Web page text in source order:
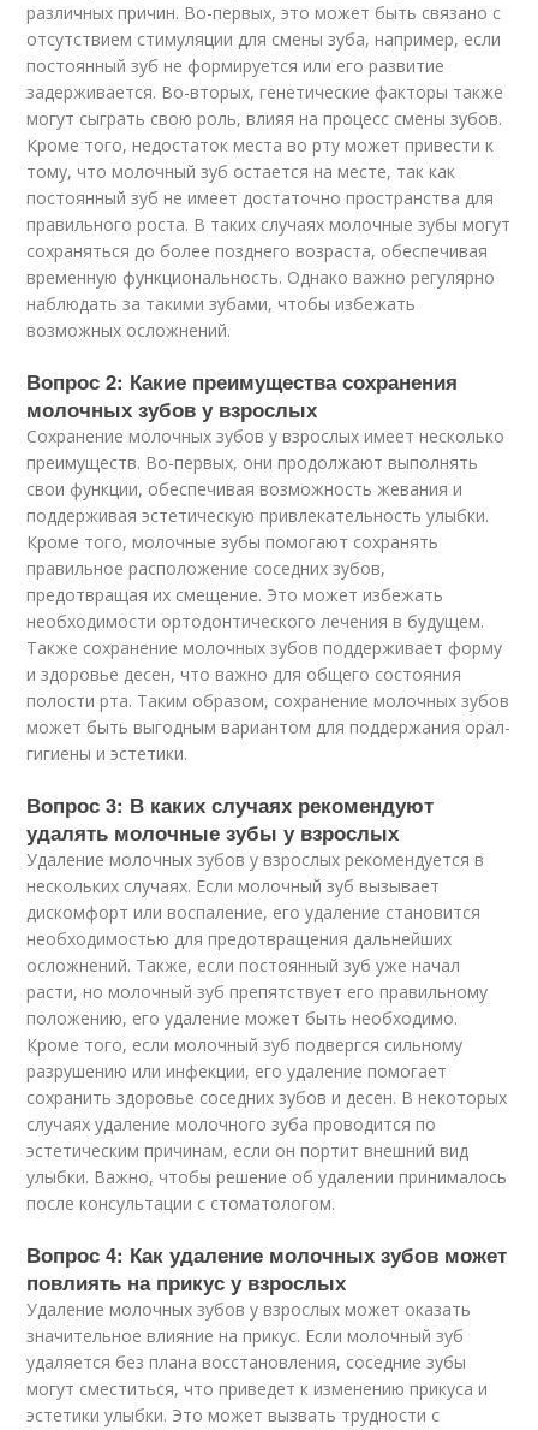
различных причин. Во-первых, это может быть связано с
отсутствием стимуляции для смены зуба, например, если
постоянный зуб не формируется или его развитие
задерживается. Во-вторых, генетические факторы также
могут сыграть свою роль, влияя на процесс смены зубов.
Кроме того, недостаток места во рту может привести к
тому, что молочный зуб остается на месте, так как
постоянный зуб не имеет достаточно пространства для
правильного роста. В таких случаях молочные зубы могут
сохраняться до более позднего возраста, обеспечивая
временную функциональность. Однако важно регулярно
наблюдать за такими зубами, чтобы избежать
возможных осложнений.
Вопрос 2: Какие преимущества сохранения
молочных зубов у взрослых
Сохранение молочных зубов у взрослых имеет несколько
преимуществ. Во-первых, они продолжают выполнять
свои функции, обеспечивая возможность жевания и
поддерживая эстетическую привлекательность улыбки.
Кроме того, молочные зубы помогают сохранять
правильное расположение соседних зубов,
предотвращая их смещение. Это может избежать
необходимости ортодонтического лечения в будущем.
Также сохранение молочных зубов поддерживает форму
и здоровье десен, что важно для общего состояния
полости рта. Таким образом, сохранение молочных зубов
может быть выгодным вариантом для поддержания орал-
гигиены и эстетики.
Вопрос 3: В каких случаях рекомендуют
удалять молочные зубы у взрослых
Удаление молочных зубов у взрослых рекомендуется в
нескольких случаях. Если молочный зуб вызывает
дискомфорт или воспаление, его удаление становится
необходимостью для предотвращения дальнейших
осложнений. Также, если постоянный зуб уже начал
расти, но молочный зуб препятствует его правильному
положению, его удаление может быть необходимо.
Кроме того, если молочный зуб подвергся сильному
разрушению или инфекции, его удаление помогает
сохранить здоровье соседних зубов и десен. В некоторых
случаях удаление молочного зуба проводится по
эстетическим причинам, если он портит внешний вид
улыбки. Важно, чтобы решение об удалении принималось
после консультации с стоматологом.
Вопрос 4: Как удаление молочных зубов может
повлиять на прикус у взрослых
Удаление молочных зубов у взрослых может оказать
значительное влияние на прикус. Если молочный зуб
удаляется без плана восстановления, соседние зубы
могут сместиться, что приведет к изменению прикуса и
эстетики улыбки. Это может вызвать трудности с